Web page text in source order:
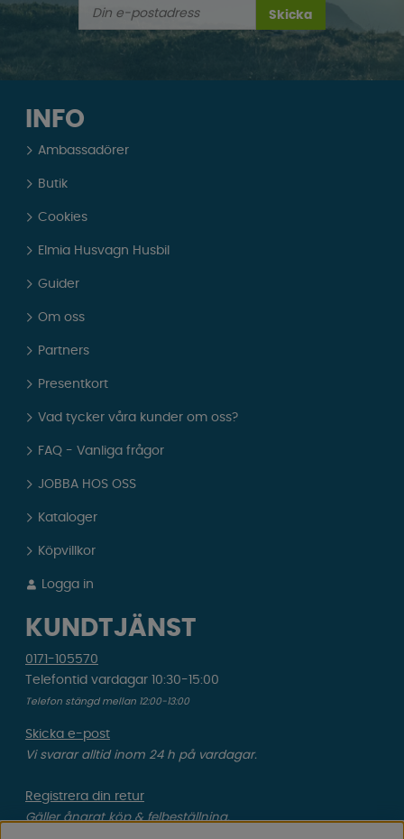
Skicka
INFO
Ambassadörer
Butik
Cookies
Elmia Husvagn Husbil
Guider
Om oss
Partners
Presentkort
Vad tycker våra kunder om oss?
FAQ - Vanliga frågor
JOBBA HOS OSS
Kataloger
Köpvillkor
Logga in
KUNDTJÄNST
0171-105570
Telefontid vardagar 10:30-15:00
Telefon stängd mellan 12:00-13:00
Skicka e-post
Vi svarar alltid inom 24 h på vardagar.
Registrera din retur
Gäller ångrat köp & felbeställning.